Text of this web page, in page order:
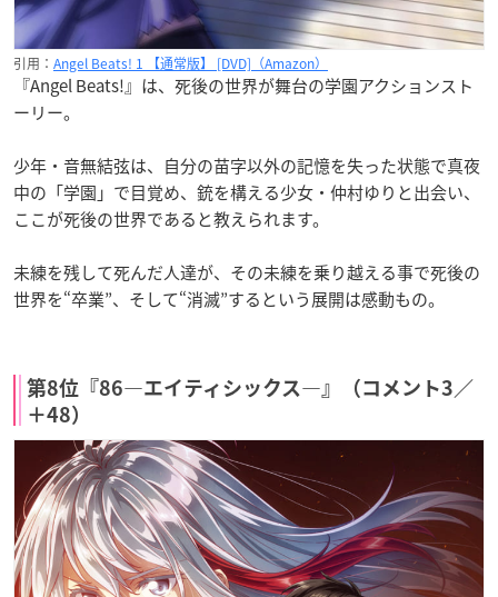
引用： Angel Beats! 1 【通常版】 [DVD]（Amazon）
『Angel Beats!』は、死後の世界が舞台の学園アクションスト
ーリー。
少年・音無結弦は、自分の苗字以外の記憶を失った状態で真夜
中の「学園」で目覚め、銃を構える少女・仲村ゆりと出会い、
ここが死後の世界であると教えられます。
未練を残して死んだ人達が、その未練を乗り越える事で死後の
世界を“卒業”、そして“消滅”するという展開は感動もの。
第8位『86―エイティシックス―』（コメント3／
＋48）